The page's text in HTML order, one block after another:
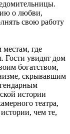
о любви,
свою работу
где
Гости увидят дом
богатством,
скрывавшим
истории
театра,
чем те,